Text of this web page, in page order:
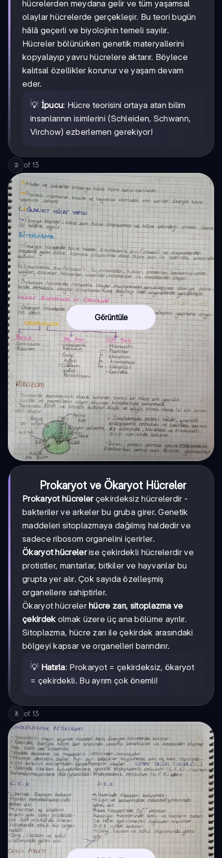
hücrelerden meydana gelir ve tüm yaşamsal
olaylar hücrelerde gerçekleşir. Bu teori bugün
hâlâ geçerli ve biyolojinin temeli sayılır.
Hücreler bölünürken genetik materyallerini
kopyalayıp yavru hücrelere aktarır. Böylece
kalıtsal özellikler korunur ve yaşam devam
eder.
💡 İpucu: Hücre teorisini ortaya atan bilim
insanlarının isimlerini (Schleiden, Schwann,
Virchow) ezberlemen gerekiyor!
2 of 13
Görüntüle
Prokaryot ve Ökaryot Hücreler
Prokaryot hücrelerçekirdeksiz hücrelerdir -
bakteriler ve arkeler bu gruba girer. Genetik
maddeleri sitoplazmaya dağılmış haldedir ve
sadece ribosom organelini içerirler.
Ökaryot hücrelerise çekirdekli hücrelerdir ve
protistler, mantarlar, bitkiler ve hayvanlar bu
grupta yer alır. Çok sayıda özelleşmiş
organellere sahiptirler.
Ökaryot hücreler hücre zarı, sitoplazma ve
çekirdekolmak üzere üç ana bölüme ayrılır.
Sitoplazma, hücre zarı ile çekirdek arasındaki
bölgeyi kapsar ve organelleri barındırır.
💡 Hatırla: Prokaryot = çekirdeksiz, ökaryot
= çekirdekli. Bu ayrım çok önemli!
3 of 13